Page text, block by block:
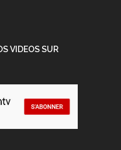
VIDEOS SUR